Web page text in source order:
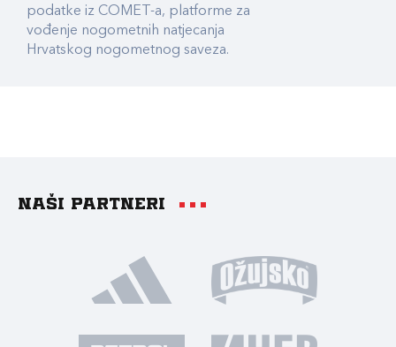
podatke iz COMET-a, platforme za
vođenje nogometnih natjecanja
Hrvatskog nogometnog saveza.
Naši partneri